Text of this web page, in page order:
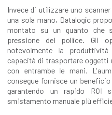
Invece di utilizzare uno
una sola mano, Datalogic
montato su un guanto che
pressione del pollice. Gli
notevolmente la
capacità di trasportare oggetti
con entrambe le mani.
consegue fornisce un
garantendo un rapido ROI
smistamento manuale più